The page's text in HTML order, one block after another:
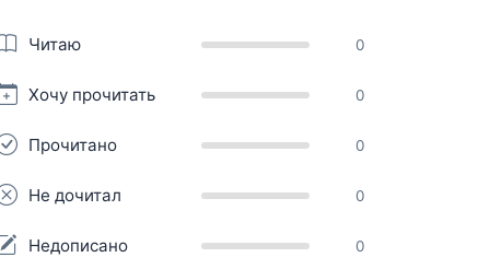
Читаю 0
Хочу прочитать 0
Прочитано 0
Не дочитал 0
Недописано 0